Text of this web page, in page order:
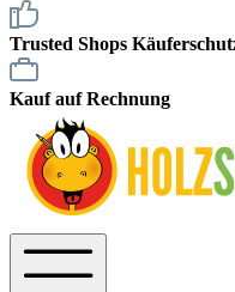
Trusted Shops
Kauf auf Rechnung